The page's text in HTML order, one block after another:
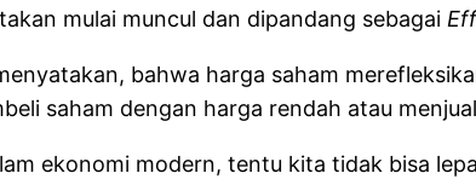
mulai muncul dan dipandang sebagai
bahwa harga saham
saham dengan harga rendah atau
ekonomi modern, tentu kita tidak bisa